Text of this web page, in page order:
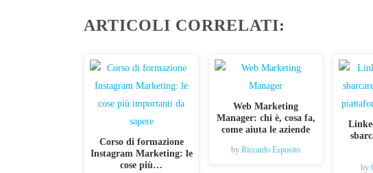
ARTICOLI CORRELATI:
Corso di formazione
Instagram Marketing: le
cose più…
Web Marketing
Manager: chi è, cosa fa,
come aiuta le aziende
byRiccardo Esposito
by